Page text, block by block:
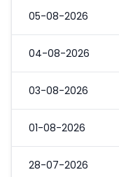
05-08-2026
04-08-2026
03-08-2026
01-08-2026
28-07-2026